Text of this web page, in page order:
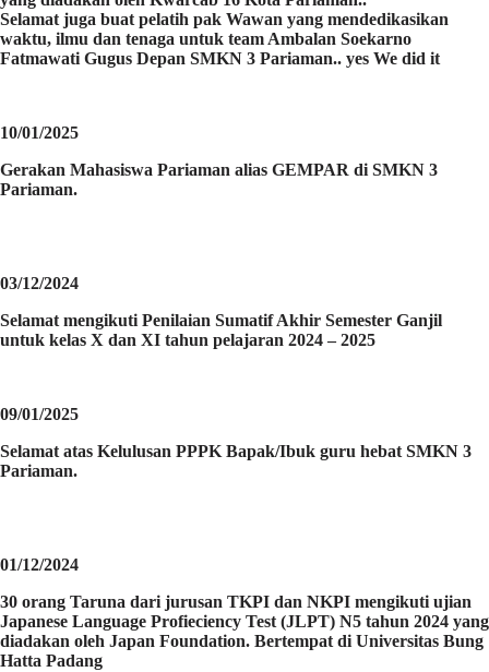
Selamat juga buat pelatih pak Wawan yang mendedikasikan
waktu, ilmu dan tenaga untuk team Ambalan Soekarno
Fatmawati Gugus Depan SMKN 3 Pariaman.. yes We did it
10/01/2025
Gerakan Mahasiswa Pariaman alias GEMPAR di SMKN 3
Pariaman.
03/12/2024
Selamat mengikuti Penilaian Sumatif Akhir Semester Ganjil
untuk kelas X dan XI tahun pelajaran 2024 – 2025
09/01/2025
Selamat atas Kelulusan PPPK Bapak/Ibuk guru hebat SMKN 3
Pariaman.
01/12/2024
30 orang Taruna dari jurusan TKPI dan NKPI mengikuti ujian
Japanese Language Profieciency Test (JLPT) N5 tahun 2024 yang
diadakan oleh Japan Foundation. Bertempat di Universitas Bung
Hatta Padang